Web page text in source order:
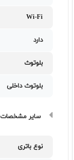
Wi-Fi
دارد
بلوتوث
بلوتوث داخلی
سایر مشخصات
نوع باتری